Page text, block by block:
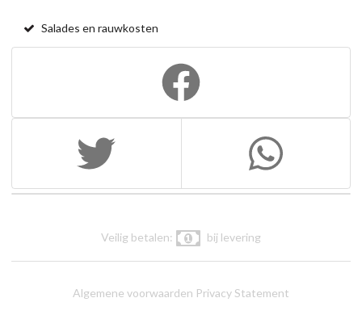
Salades en rauwkosten
Veilig betalen: bij levering
Algemene voorwaarden Privacy Statement